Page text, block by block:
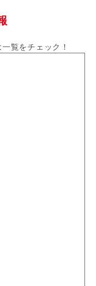
覧をチェック！